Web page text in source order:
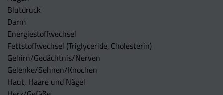
Blutdruck
Darm
Energiestoffwechsel
Fettstoffwechsel (Triglyceride, Cholesterin)
Gehirn/Gedächtnis/Nerven
Gelenke/Sehnen/Knochen
Haut, Haare und Nägel